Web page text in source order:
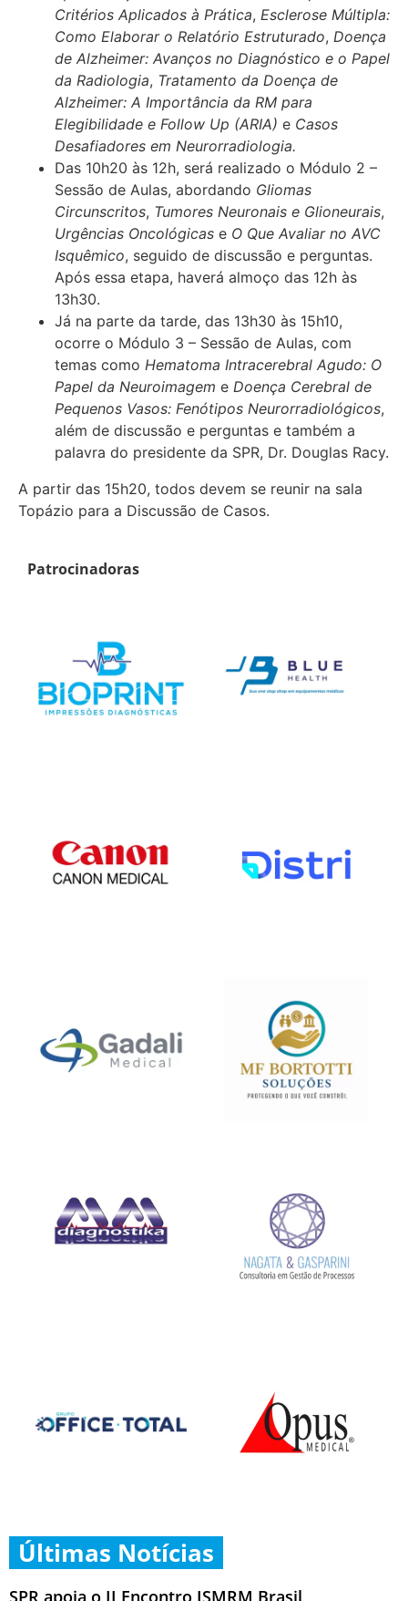
Critérios Aplicados à Prática, Esclerose Múltipla:
Como Elaborar o Relatório Estruturado, Doença
de Alzheimer: Avanços no Diagnóstico e o Papel
da Radiologia, Tratamento da Doença de
Alzheimer: A Importância da RM para
Elegibilidade e Follow Up (ARIA) e Casos
Desafiadores em Neurorradiologia.
Das 10h20 às 12h, será realizado o Módulo 2 –
Sessão de Aulas, abordando Gliomas
Circunscritos, Tumores Neuronais e Glioneurais,
Urgências Oncológicas e O Que Avaliar no AVC
Isquêmico, seguido de discussão e perguntas.
Após essa etapa, haverá almoço das 12h às
13h30.
Já na parte da tarde, das 13h30 às 15h10,
ocorre o Módulo 3 – Sessão de Aulas, com
temas como Hematoma Intracerebral Agudo: O
Papel da Neuroimagem e Doença Cerebral de
Pequenos Vasos: Fenótipos Neurorradiológicos,
além de discussão e perguntas e também a
palavra do presidente da SPR, Dr. Douglas Racy.
A partir das 15h20, todos devem se reunir na sala
Topázio para a Discussão de Casos.
Patrocinadoras
Últimas Notícias
SPR apoia o II Encontro ISMRM Brasil